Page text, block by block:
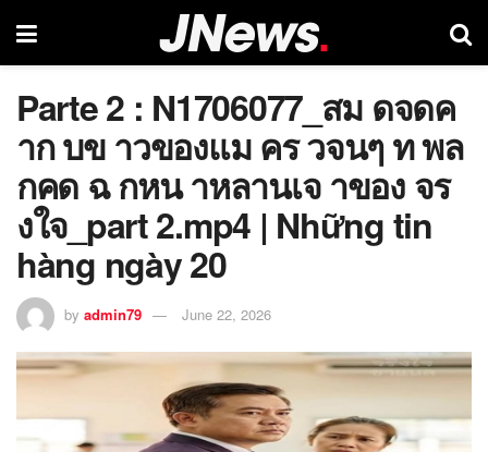
Parte 2 : N1706077_สม ดจดค
าก บข าวของแม คร วจนๆ ท พล
กคด ฉ กหน าหลานเจ าของ จร
งใจ_part 2.mp4 | Những tin
hàng ngày 20
by admin79 June 22, 2026